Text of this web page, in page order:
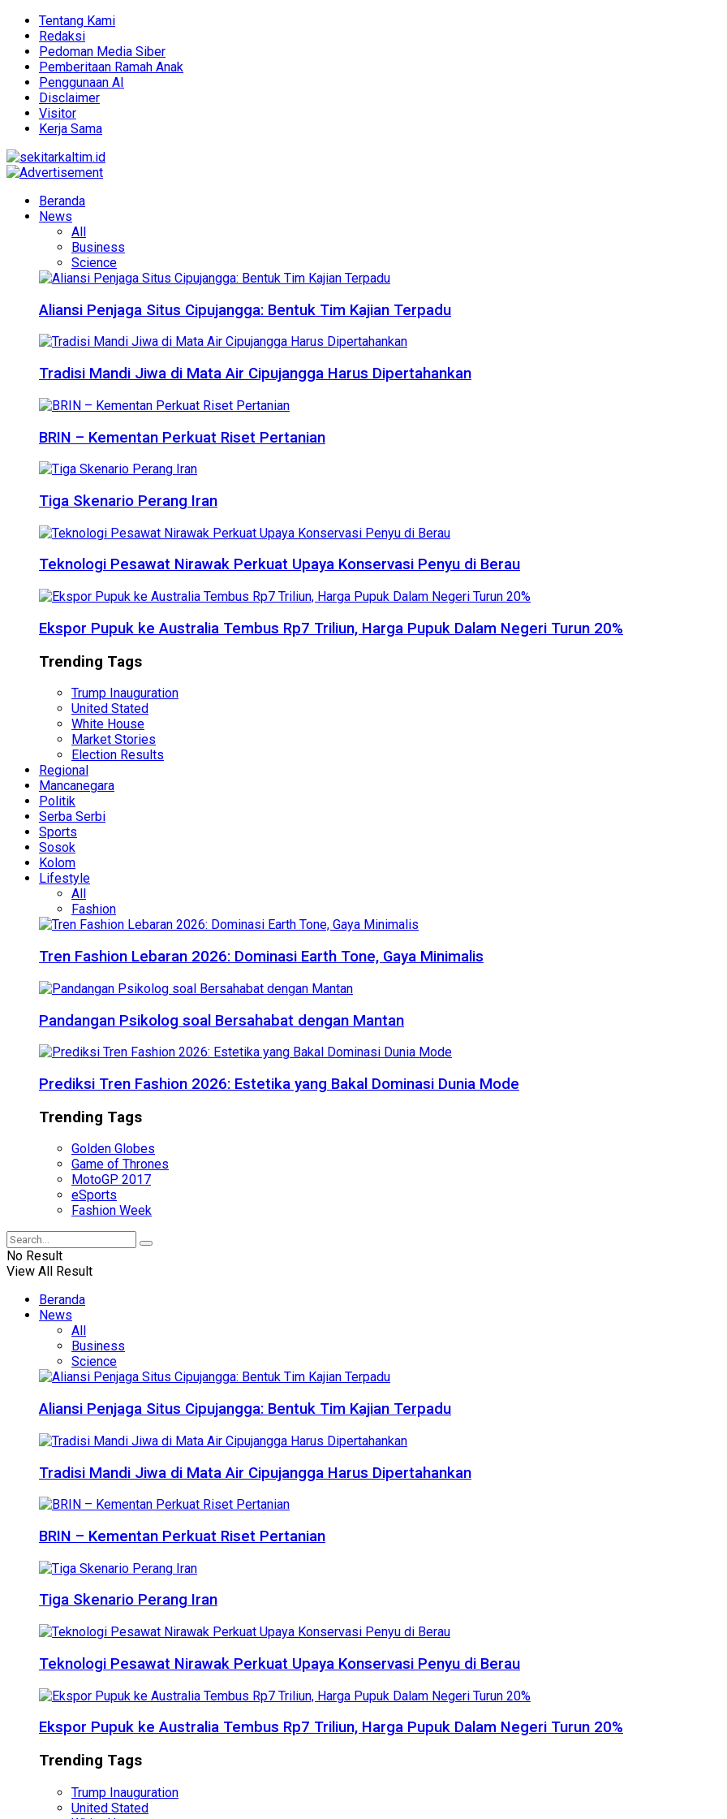
Tentang Kami
Redaksi
Pedoman Media Siber
Pemberitaan Ramah Anak
Penggunaan AI
Disclaimer
Visitor
Kerja Sama
Beranda
News
All
Business
Science
Aliansi Penjaga Situs Cipujangga: Bentuk Tim Kajian Terpadu
Tradisi Mandi Jiwa di Mata Air Cipujangga Harus Dipertahankan
BRIN – Kementan Perkuat Riset Pertanian
Tiga Skenario Perang Iran
Teknologi Pesawat Nirawak Perkuat Upaya Konservasi Penyu di Berau
Ekspor Pupuk ke Australia Tembus Rp7 Triliun, Harga Pupuk Dalam Negeri Turun 20%
Trending Tags
Trump Inauguration
United Stated
White House
Market Stories
Election Results
Regional
Mancanegara
Politik
Serba Serbi
Sports
Sosok
Kolom
Lifestyle
All
Fashion
Tren Fashion Lebaran 2026: Dominasi Earth Tone, Gaya Minimalis
Pandangan Psikolog soal Bersahabat dengan Mantan
Prediksi Tren Fashion 2026: Estetika yang Bakal Dominasi Dunia Mode
Trending Tags
Golden Globes
Game of Thrones
MotoGP 2017
eSports
Fashion Week
No Result
View All Result
Beranda
News
All
Business
Science
Aliansi Penjaga Situs Cipujangga: Bentuk Tim Kajian Terpadu
Tradisi Mandi Jiwa di Mata Air Cipujangga Harus Dipertahankan
BRIN – Kementan Perkuat Riset Pertanian
Tiga Skenario Perang Iran
Teknologi Pesawat Nirawak Perkuat Upaya Konservasi Penyu di Berau
Ekspor Pupuk ke Australia Tembus Rp7 Triliun, Harga Pupuk Dalam Negeri Turun 20%
Trending Tags
Trump Inauguration
United Stated